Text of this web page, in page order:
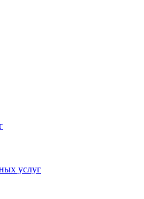
услуг